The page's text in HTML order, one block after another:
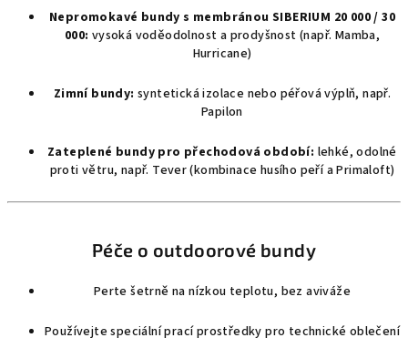
Nepromokavé bundy s membránou SIBERIUM 20 000 / 30
000: vysoká voděodolnost a prodyšnost (např. Mamba,
Hurricane)
Zimní bundy: syntetická izolace nebo péřová výplň, např.
Papilon
Zateplené bundy pro přechodová období: lehké, odolné
proti větru, např. Tever (kombinace husího peří a Primaloft)
Péče o outdoorové bundy
Perte šetrně na nízkou teplotu, bez aviváže
Používejte speciální prací prostředky pro technické oblečení